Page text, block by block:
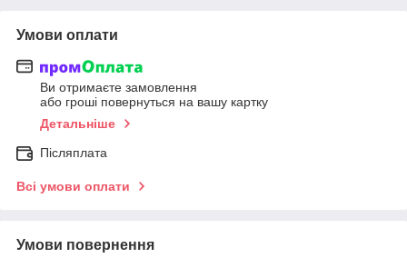
Умови оплати
Ви отримаєте замовлення
або гроші повернуться на вашу картку
Детальніше
Післяплата
Всі умови оплати
Умови повернення